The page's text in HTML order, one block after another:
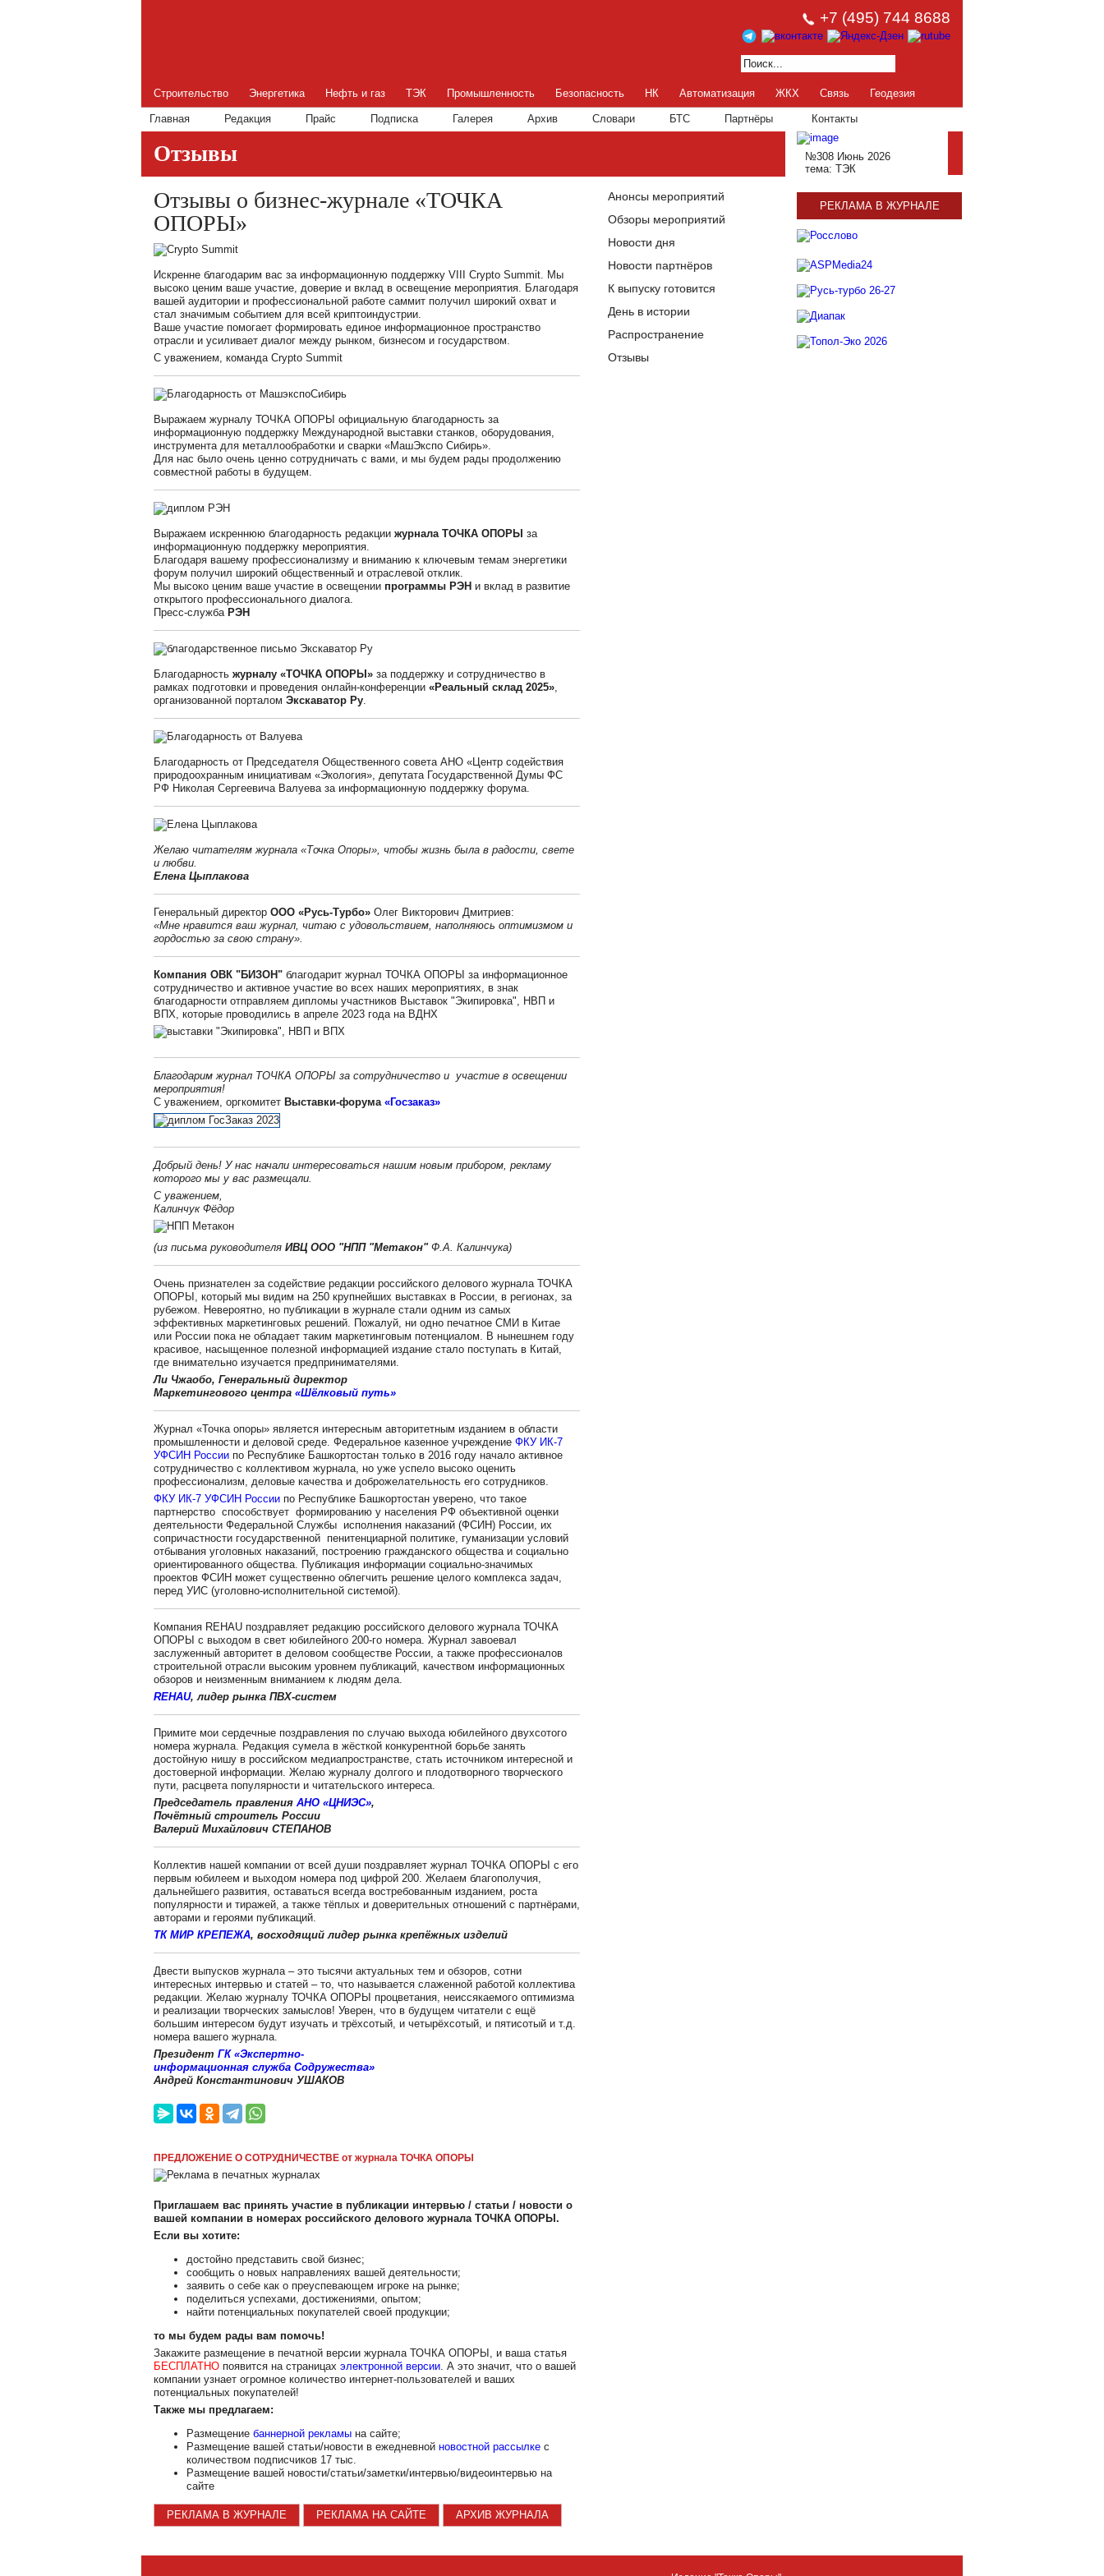
+7 (495) 744 8688
Строительство Энергетика Нефть и газ ТЭК Промышленность Безопасность НК Автоматизация ЖКХ Связь Геодезия
Главная Редакция Прайс Подписка Галерея Архив Словари БТС Партнёры Контакты
Отзывы
Отзывы о бизнес-журнале «ТОЧКА
ОПОРЫ»
Искренне благодарим вас за информационную поддержку VIII Crypto Summit. Мы
высоко ценим ваше участие, доверие и вклад в освещение мероприятия. Благодаря
вашей аудитории и профессиональной работе саммит получил широкий охват и
стал значимым событием для всей криптоиндустрии.
Ваше участие помогает формировать единое информационное пространство
отрасли и усиливает диалог между рынком, бизнесом и государством.
С уважением, команда Crypto Summit
Выражаем журналу ТОЧКА ОПОРЫ официальную благодарность за
информационную поддержку Международной выставки станков, оборудования,
инструмента для металлообработки и сварки «МашЭкспо Сибирь».
Для нас было очень ценно сотрудничать с вами, и мы будем рады продолжению
совместной работы в будущем.
Выражаем искреннюю благодарность редакции журнала ТОЧКА ОПОРЫ за
информационную поддержку мероприятия.
Благодаря вашему профессионализму и вниманию к ключевым темам энергетики
форум получил широкий общественный и отраслевой отклик.
Мы высоко ценим ваше участие в освещении программы РЭН и вклад в развитие
открытого профессионального диалога.
Пресс-служба РЭН
Благодарность журналу «ТОЧКА ОПОРЫ» за поддержку и сотрудничество в
рамках подготовки и проведения онлайн-конференции «Реальный склад 2025»,
организованной порталом Экскаватор Ру.
Благодарность от Председателя Общественного совета АНО «Центр содействия
природоохранным инициативам «Экология», депутата Государственной Думы ФС
РФ Николая Сергеевича Валуева за информационную поддержку форума.
Желаю читателям журнала «Точка Опоры», чтобы жизнь была в радости, свете
и любви.
Елена Цыплакова
Генеральный директор ООО «Русь-Турбо» Олег Викторович Дмитриев:
«Мне нравится ваш журнал, читаю с удовольствием, наполняюсь оптимизмом и
гордостью за свою страну».
Компания ОВК "БИЗОН" благодарит журнал ТОЧКА ОПОРЫ за информационное
сотрудничество и активное участие во всех наших мероприятиях, в знак
благодарности отправляем дипломы участников Выставок "Экипировка", НВП и
ВПХ, которые проводились в апреле 2023 года на ВДНХ
Благодарим журнал ТОЧКА ОПОРЫ за сотрудничество и участие в освещении
мероприятия!
С уважением, оргкомитет Выставки-форума «Госзаказ»
Добрый день! У нас начали интересоваться нашим новым прибором, рекламу
которого мы у вас размещали.
С уважением,
Калинчук Фёдор
(из письма руководителя ИВЦ ООО "НПП "Метакон"Ф.А. Калинчука)
Очень признателен за содействие редакции российского делового журнала ТОЧКА
ОПОРЫ, который мы видим на 250 крупнейших выставках в России, в регионах, за
рубежом. Невероятно, но публикации в журнале стали одним из самых
эффективных маркетинговых решений. Пожалуй, ни одно печатное СМИ в Китае
или России пока не обладает таким маркетинговым потенциалом. В нынешнем году
красивое, насыщенное полезной информацией издание стало поступать в Китай,
где внимательно изучается предпринимателями.
Ли Чжаобо, Генеральный директор
Маркетингового центра «Шёлковый путь»
Журнал «Точка опоры» является интересным авторитетным изданием в области
промышленности и деловой среде. Федеральное казенное учреждение ФКУ ИК-7
УФСИН России по Республике Башкортостан только в 2016 году начало активное
сотрудничество с коллективом журнала, но уже успело высоко оценить
профессионализм, деловые качества и доброжелательность его сотрудников.
ФКУ ИК-7 УФСИН России по Республике Башкортостан уверено, что такое
партнерство способствует формированию у населения РФ объективной оценки
деятельности Федеральной Службы исполнения наказаний (ФСИН) России, их
сопричастности государственной пенитенциарной политике, гуманизации условий
отбывания уголовных наказаний, построению гражданского общества и социально
ориентированного общества. Публикация информации социально-значимых
проектов ФСИН может существенно облегчить решение целого комплекса задач,
перед УИС (уголовно-исполнительной системой).
Компания REHAU поздравляет редакцию российского делового журнала ТОЧКА
ОПОРЫ с выходом в свет юбилейного 200-го номера. Журнал завоевал
заслуженный авторитет в деловом сообществе России, а также профессионалов
строительной отрасли высоким уровнем публикаций, качеством информационных
обзоров и неизменным вниманием к людям дела.
REHAU, лидер рынка ПВХ-систем
Примите мои сердечные поздравления по случаю выхода юбилейного двухсотого
номера журнала. Редакция сумела в жёсткой конкурентной борьбе занять
достойную нишу в российском медиапространстве, стать источником интересной и
достоверной информации. Желаю журналу долгого и плодотворного творческого
пути, расцвета популярности и читательского интереса.
Председатель правления АНО «ЦНИЭС»,
Почётный строитель России
Валерий Михайлович СТЕПАНОВ
Коллектив нашей компании от всей души поздравляет журнал ТОЧКА ОПОРЫ с его
первым юбилеем и выходом номера под цифрой 200. Желаем благополучия,
дальнейшего развития, оставаться всегда востребованным изданием, роста
популярности и тиражей, а также тёплых и доверительных отношений с партнёрами,
авторами и героями публикаций.
ТК МИР КРЕПЕЖА, восходящий лидер рынка крепёжных изделий
Двести выпусков журнала – это тысячи актуальных тем и обзоров, сотни
интересных интервью и статей – то, что называется слаженной работой коллектива
редакции. Желаю журналу ТОЧКА ОПОРЫ процветания, неиссякаемого оптимизма
и реализации творческих замыслов! Уверен, что в будущем читатели с ещё
большим интересом будут изучать и трёхсотый, и четырёхсотый, и пятисотый и т.д.
номера вашего журнала.
Президент ГК «Экспертно-
информационная служба Содружества»
Андрей Константинович УШАКОВ
ПРЕДЛОЖЕНИЕ О СОТРУДНИЧЕСТВЕ от журнала ТОЧКА ОПОРЫ
Приглашаем вас принять участие в публикации интервью / статьи / новости о
вашей компании в номерах российского делового журнала ТОЧКА ОПОРЫ.
Если вы хотите:
достойно представить свой бизнес;
сообщить о новых направлениях вашей деятельности;
заявить о себе как о преуспевающем игроке на рынке;
поделиться успехами, достижениями, опытом;
найти потенциальных покупателей своей продукции;
то мы будем рады вам помочь!
Закажите размещение в печатной версии журнала ТОЧКА ОПОРЫ, и ваша статья
БЕСПЛАТНО появится на страницах электронной версии. А это значит, что о вашей
компании узнает огромное количество интернет-пользователей и ваших
потенциальных покупателей!
Также мы предлагаем:
Размещение баннерной рекламы на сайте;
Размещение вашей статьи/новости в ежедневной новостной рассылке с
количеством подписчиков 17 тыс.
Размещение вашей новости/статьи/заметки/интервью/видеоинтервью на
сайте
РЕКЛАМА В ЖУРНАЛЕ РЕКЛАМА НА САЙТЕ АРХИВ ЖУРНАЛА
Анонсы мероприятий
Обзоры мероприятий
Новости дня
Новости партнёров
К выпуску готовится
День в истории
Распространение
Отзывы
№308 Июнь 2026
тема: ТЭК
РЕКЛАМА В ЖУРНАЛЕ